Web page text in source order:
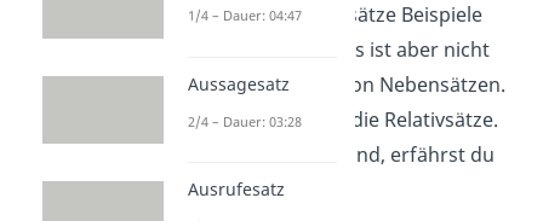
hast für Adverbialsätze Beispiele
kennengelernt. Das ist aber nicht
die einzige Form von Nebensätzen.
Es gibt auch noch die Relativsätze.
Was Relativsätze sind, erfährst du
hier.
1/4 – Dauer: 04:47
Aussagesatz
2/4 – Dauer: 03:28
Ausrufesatz